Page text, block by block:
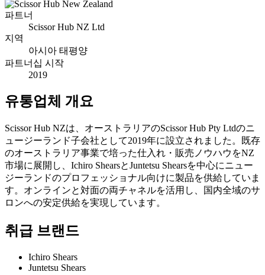
파트너
Scissor Hub NZ Ltd
지역
아시아 태평양
파트너십 시작
2019
유통업체 개요
Scissor Hub NZは、オーストラリアのScissor Hub Pty Ltdのニ
ュージーランド子会社として2019年に設立されました。既存
のオーストラリア事業で培った仕入れ・販売ノウハウをNZ
市場に展開し、Ichiro ShearsとJuntetsu Shearsを中心にニュー
ジーランドのプロフェッショナル向けに製品を供給していま
す。オンラインと対面の両チャネルを活用し、国内全域のサ
ロンへの安定供給を実現しています。
취급 브랜드
Ichiro Shears
Juntetsu Shears